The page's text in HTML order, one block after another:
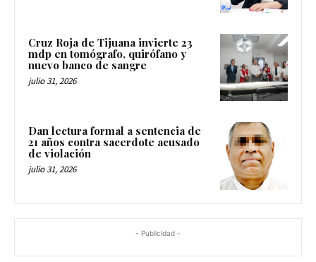
Cruz Roja de Tijuana invierte 23
mdp en tomógrafo, quirófano y
nuevo banco de sangre
julio 31, 2026
Dan lectura formal a sentencia de
21 años contra sacerdote acusado
de violación
julio 31, 2026
- Publicidad -